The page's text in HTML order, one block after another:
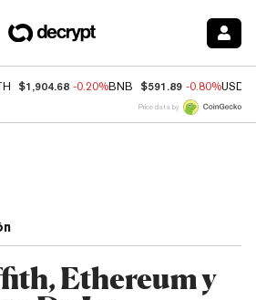
$1,904.68 -0.20%BNB $591.89 -0.80%USDC
Price data by
Ethereum y